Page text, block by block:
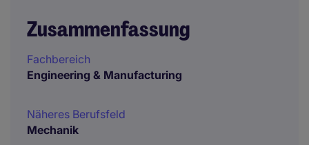
Zusammenfassung
Fachbereich
Engineering & Manufacturing
Näheres Berufsfeld
Mechanik